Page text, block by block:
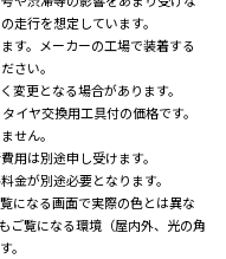
走行を想定しています。
す。メーカーの工場で装着する
ださい。
更となる場合があります。
イヤ交換用工具付の価格です。
せん。
用は別途申し受けます。
が別途必要となります。
になる画面で実際の色とは異な
ご覧になる環境（屋内外、光の角
。